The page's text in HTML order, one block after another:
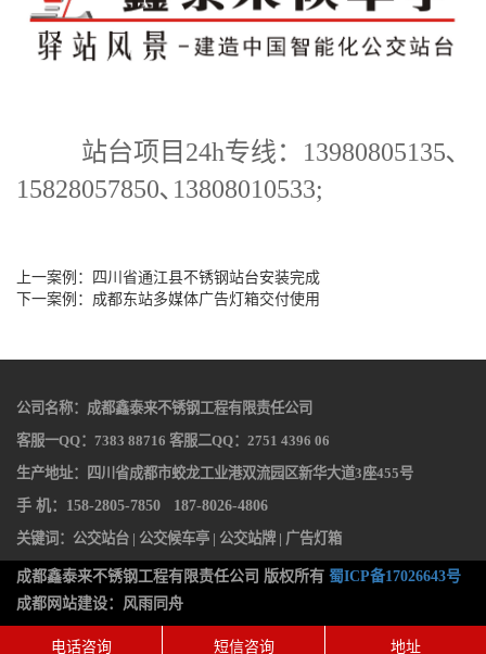
站台项目24h专线：13980805135､
15828057850､13808010533;
上一案例：
四川省通江县不锈钢站台安装完成
下一案例： 成都东站多媒体广告灯箱交付使用
公司名称：成都鑫泰来不锈钢工程有限责任公司
客服一QQ：7383 88716 客服二QQ：2751 4396 06
生产地址：四川省成都市蛟龙工业港双流园区新华大道3座455号
手 机：158-2805-7850 187-8026-4806
关键词： 公交站台 | 公交候车亭 | 公交站牌| 广告灯箱
成都鑫泰来不锈钢工程有限责任公司 版权所有 蜀ICP备17026643号
成都网站建设：风雨同舟
电话咨询 短信咨询 地址